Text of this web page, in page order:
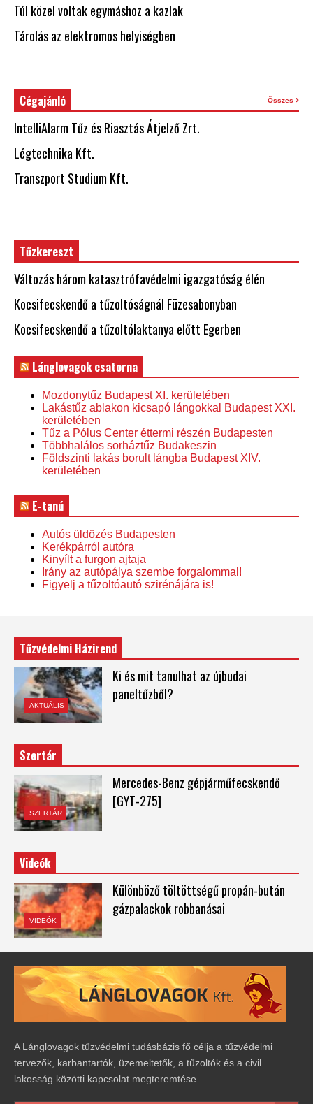
Túl közel voltak egymáshoz a kazlak
Tárolás az elektromos helyiségben
Cégajánló Összes
IntelliAlarm Tűz és Riasztás Átjelző Zrt.
Légtechnika Kft.
Transzport Studium Kft.
Tűzkereszt
Változás három katasztrófavédelmi igazgatóság élén
Kocsifecskendő a tűzoltóságnál Füzesabonyban
Kocsifecskendő a tűzoltólaktanya előtt Egerben
Lánglovagok csatorna
Mozdonytűz Budapest XI. kerületében
Lakástűz ablakon kicsapó lángokkal Budapest XXI.
kerületében
Tűz a Pólus Center éttermi részén Budapesten
Többhalálos sorháztűz Budakeszin
Földszinti lakás borult lángba Budapest XIV.
kerületében
E-tanú
Autós üldözés Budapesten
Kerékpárról autóra
Kinyílt a furgon ajtaja
Irány az autópálya szembe forgalommal!
Figyelj a tűzoltóautó szirénájára is!
Tűzvédelmi Házirend
AKTUÁLIS
Ki és mit tanulhat az újbudai
paneltűzből?
Szertár
SZERTÁR
Mercedes-Benz gépjárműfecskendő
[GYT-275]
Videók
VIDEÓK
Különböző töltöttségű propán-bután
gázpalackok robbanásai
A Lánglovagok tűzvédelmi tudásbázis fő célja a tűzvédelmi
tervezők, karbantartók, üzemeltetők, a tűzoltók és a civil
lakosság közötti kapcsolat megteremtése.